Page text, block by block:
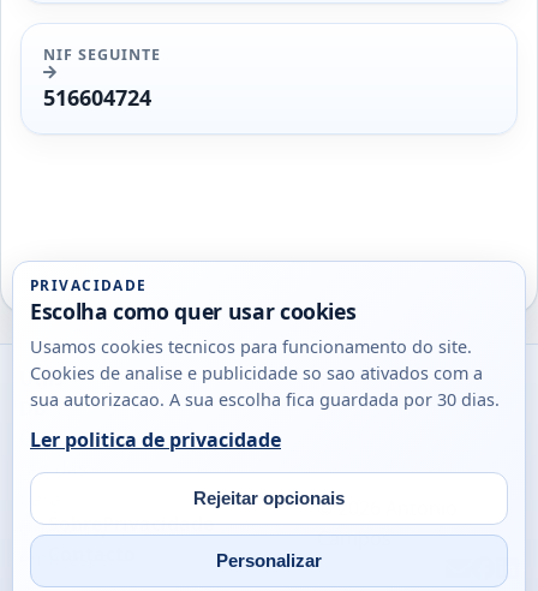
NIF SEGUINTE
516604724
Utils
DB
Consultas
rapidas
cidadaos,
SobrePrivacidade
© 2026
Campos
PRIVACIDADE
Escolha como quer usar cookies
Usamos cookies tecnicos para funcionamento do site.
Cookies de analise e publicidade so sao ativados com a
sua autorizacao. A sua escolha fica guardada por 30 dias.
Ler politica de privacidade
Rejeitar opcionais
Personalizar